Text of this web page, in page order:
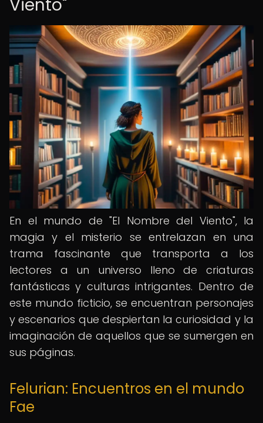
Viento"
En el mundo de "El Nombre del Viento", la
magia y el misterio se entrelazan en una
trama fascinante que transporta a los
lectores a un universo lleno de criaturas
fantásticas y culturas intrigantes. Dentro de
este mundo ficticio, se encuentran personajes
y escenarios que despiertan la curiosidad y la
imaginación de aquellos que se sumergen en
sus páginas.
Felurian: Encuentros en el mundo
Fae